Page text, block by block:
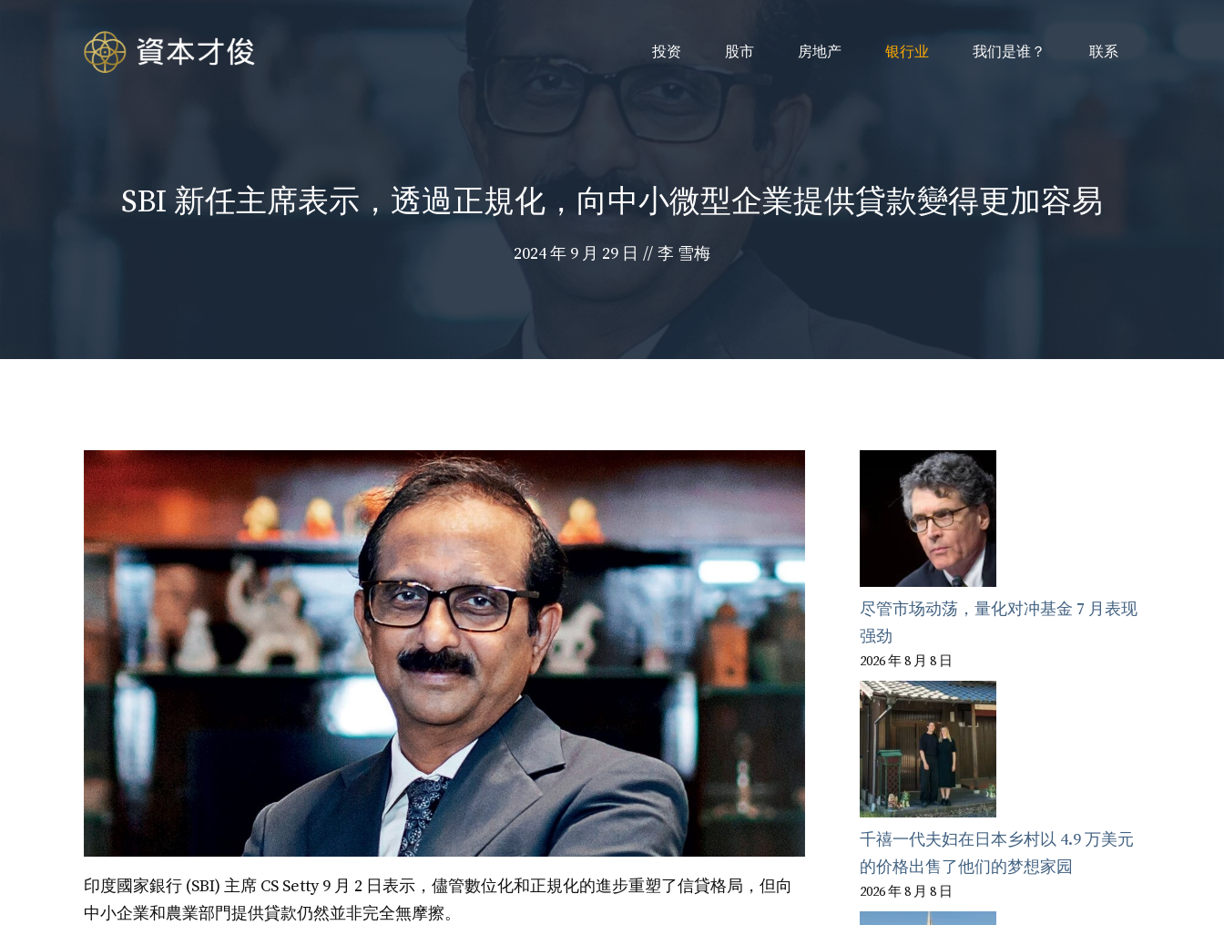
投资 股市 房地产 银行业 我们是谁？ 联系
SBI 新任主席表示，透過正規化，向中小微型企業提供貸款變得更加容易
2024 年 9 月 29 日 // 李 雪梅
印度國家銀行 (SBI) 主席 CS Setty 9 月 2 日表示，儘管數位化和正規化的進步重塑了信貸格局，但向
中小企業和農業部門提供貸款仍然並非完全無摩擦。
尽管市场动荡，量化对冲基金 7 月表现
强劲
2026 年 8 月 8 日
千禧一代夫妇在日本乡村以 4.9 万美元
的价格出售了他们的梦想家园
2026 年 8 月 8 日